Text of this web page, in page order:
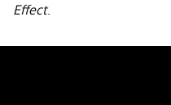
Effect.